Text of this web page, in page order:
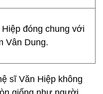
đóng chung với
Vân Dung.
sĩ Văn Hiệp không